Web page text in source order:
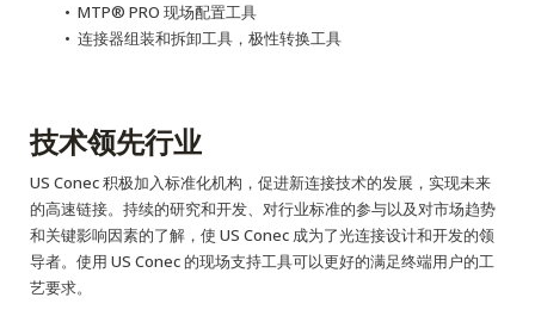
MTP® PRO 现场配置工具
连接器组装和拆卸工具，极性转换工具
技术领先行业
US Conec 积极加入标准化机构，促进新连接技术的发展，实现未来
的高速链接。持续的研究和开发、对行业标准的参与以及对市场趋势
和关键影响因素的了解，使 US Conec 成为了光连接设计和开发的领
导者。使用 US Conec 的现场支持工具可以更好的满足终端用户的工
艺要求。